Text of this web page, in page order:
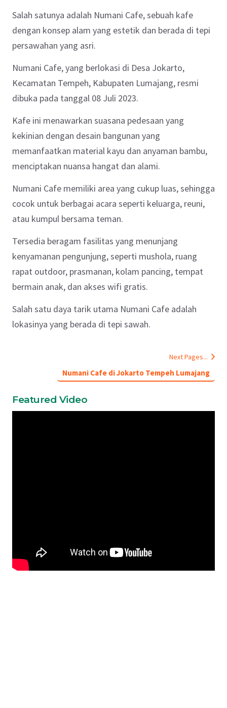
Salah satunya adalah Numani Cafe, sebuah kafe
dengan konsep alam yang estetik dan berada di tepi
persawahan yang asri.
Numani Cafe, yang berlokasi di Desa Jokarto,
Kecamatan Tempeh, Kabupaten Lumajang, resmi
dibuka pada tanggal 08 Juli 2023.
Kafe ini menawarkan suasana pedesaan yang
kekinian dengan desain bangunan yang
memanfaatkan material kayu dan anyaman bambu,
menciptakan nuansa hangat dan alami.
Numani Cafe memiliki area yang cukup luas, sehingga
cocok untuk berbagai acara seperti keluarga, reuni,
atau kumpul bersama teman.
Tersedia beragam fasilitas yang menunjang
kenyamanan pengunjung, seperti mushola, ruang
rapat outdoor, prasmanan, kolam pancing, tempat
bermain anak, dan akses wifi gratis.
Salah satu daya tarik utama Numani Cafe adalah
lokasinya yang berada di tepi sawah.
Next Pages...
Numani Cafe di Jokarto Tempeh Lumajang
Featured Video